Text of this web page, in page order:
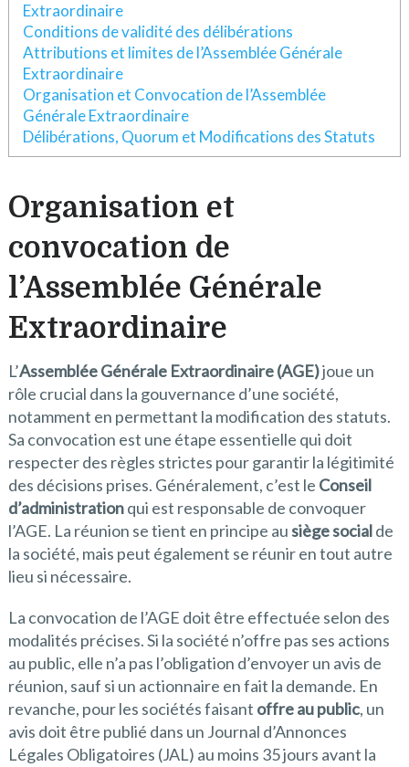
Extraordinaire
Conditions de validité des délibérations
Attributions et limites de l’Assemblée Générale
Extraordinaire
Organisation et Convocation de l’Assemblée
Générale Extraordinaire
Délibérations, Quorum et Modifications des Statuts
Organisation et
convocation de
l’Assemblée Générale
Extraordinaire
L’Assemblée Générale Extraordinaire (AGE)joue un
rôle crucial dans la gouvernance d’une société,
notamment en permettant la modification des statuts.
Sa convocation est une étape essentielle qui doit
respecter des règles strictes pour garantir la légitimité
des décisions prises. Généralement, c’est le Conseil
d’administrationqui est responsable de convoquer
l’AGE. La réunion se tient en principe ausiège socialde
la société, mais peut également se réunir en tout autre
lieu si nécessaire.
La convocation de l’AGE doit être effectuée selon des
modalités précises. Si la société n’offre pas ses actions
au public, elle n’a pas l’obligation d’envoyer un avis de
réunion, sauf si un actionnaire en fait la demande. En
revanche, pour les sociétés faisant offre au public, un
avis doit être publié dans un Journal d’Annonces
Légales Obligatoires (JAL) au moins 35 jours avant la